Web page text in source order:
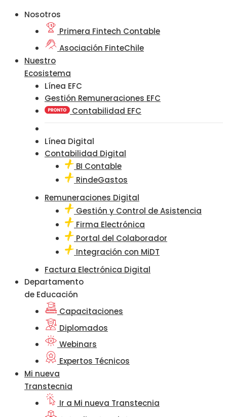
Nosotros
Primera Fintech Contable
Asociación FinteChile
Nuestro
Ecosistema
Línea EFC
Gestión Remuneraciones EFC
Contabilidad EFC
Línea Digital
Contabilidad Digital
BI Contable
RindeGastos
Remuneraciones Digital
Gestión y Control de Asistencia
Firma Electrónica
Portal del Colaborador
Integración con MiDT
Factura Electrónica Digital
Departamento
de Educación
Capacitaciones
Diplomados
Webinars
Expertos Técnicos
Mi nueva
Transtecnia
Ir a Mi nueva Transtecnia